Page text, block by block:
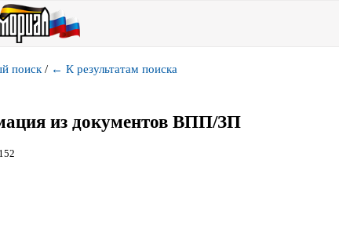
поиск / ← К результатам поиска
из документов ВПП/ЗП